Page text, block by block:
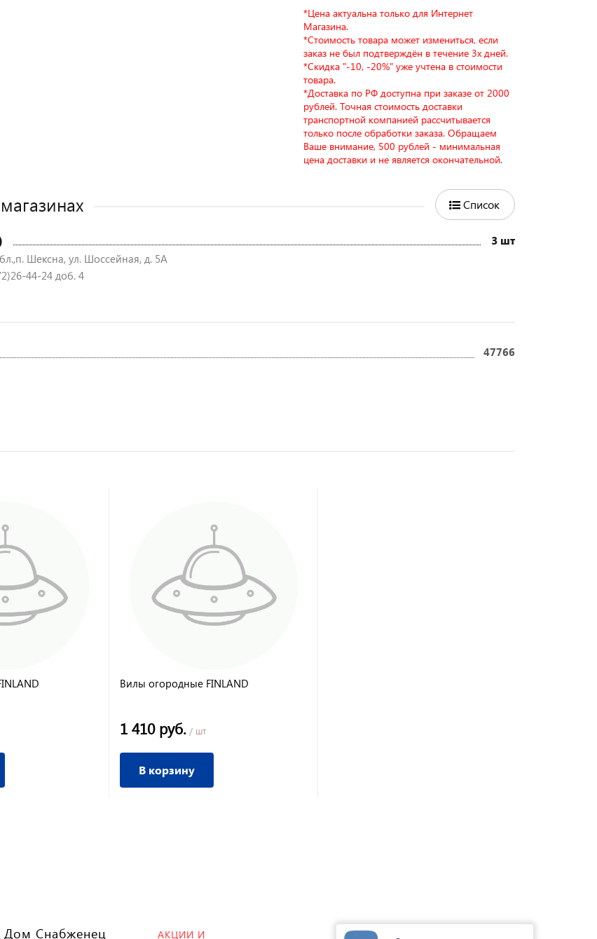
*Цена актуальна только для Интернет
Магазина.
*Стоимость товара может измениться, если
заказ не был подтверждён в течение 3х дней.
*Скидка "-10, -20%" уже учтена в стоимости
товара.
*Доставка по РФ доступна при заказе от 2000
рублей. Точная стоимость доставки
транспортной компанией рассчитывается
только после обработки заказа. Обращаем
Ваше внимание, 500 рублей - минимальная
цена доставки и не является окончательной.
Список
3 шт
Шексна, ул. Шоссейная, д. 5А
44-24 доб. 4
47766
Вилы огородные FINLAND
1 410 руб. / шт
В корзину
Дом Снабженец АКЦИИ И